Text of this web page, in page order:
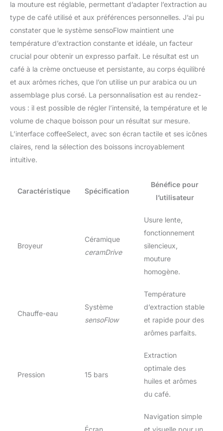
la mouture est réglable, permettant d’adapter l’extraction au
type de café utilisé et aux préférences personnelles. J’ai pu
constater que le système sensoFlow maintient une
température d’extraction constante et idéale, un facteur
crucial pour obtenir un expresso parfait. Le résultat est un
café à la crème onctueuse et persistante, au corps équilibré
et aux arômes riches, que l’on utilise un pur arabica ou un
assemblage plus corsé. La personnalisation est au rendez-
vous : il est possible de régler l’intensité, la température et le
volume de chaque boisson pour un résultat sur mesure.
L’interface coffeeSelect, avec son écran tactile et ses icônes
claires, rend la sélection des boissons incroyablement
intuitive.
Caractéristique Spécification
Bénéfice pour
l’utilisateur
Broyeur
Céramique
ceramDrive
Usure lente,
fonctionnement
silencieux,
mouture
homogène.
Chauffe-eau
Système
sensoFlow
Température
d’extraction stable
et rapide pour des
arômes parfaits.
Pression 15 bars
Extraction
optimale des
huiles et arômes
du café.
Écran
Navigation simple
et visuelle pour un